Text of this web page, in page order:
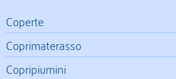
Coperte
Coprimaterasso
Copripiumini